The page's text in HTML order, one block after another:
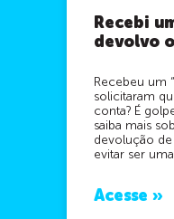
Recebi
devolvo
Recebeu um
solicitaram
conta? É
saiba mais
devolução
evitar ser
Acesse »